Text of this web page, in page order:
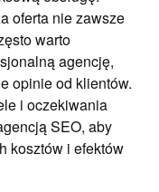
oferta nie zawsze
warto
agencję,
opinie od klientów.
i oczekiwania
SEO, aby
kosztów i efektów